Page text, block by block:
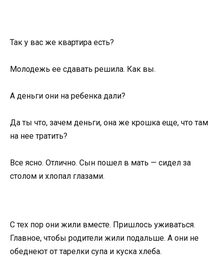
Так у вас же квартира есть?
Молодежь ее сдавать решила. Как вы.
А деньги они на ребенка дали?
Да ты что, зачем деньги, она же крошка еще, что там
на нее тратить?
Все ясно. Отлично. Сын пошел в мать — сидел за
столом и хлопал глазами.
С тех пор они жили вместе. Пришлось уживаться.
Главное, чтобы родители жили подальше. А они не
обеднеют от тарелки супа и куска хлеба.